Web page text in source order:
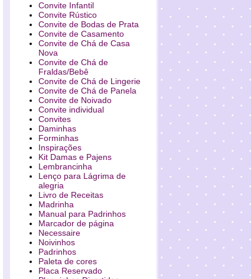
Convite Infantil
Convite Rústico
Convite de Bodas de Prata
Convite de Casamento
Convite de Chá de Casa
Nova
Convite de Chá de
Fraldas/Bebê
Convite de Chá de Lingerie
Convite de Chá de Panela
Convite de Noivado
Convite individual
Convites
Daminhas
Forminhas
Inspirações
Kit Damas e Pajens
Lembrancinha
Lenço para Lágrima de
alegria
Livro de Receitas
Madrinha
Manual para Padrinhos
Marcador de página
Necessaire
Noivinhos
Padrinhos
Paleta de cores
Placa Reservado